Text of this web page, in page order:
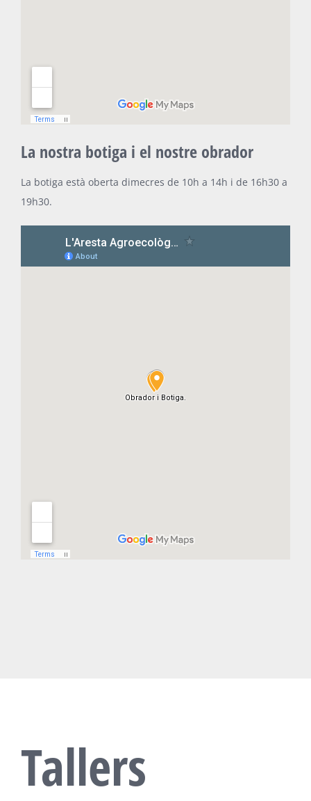
La nostra botiga i el nostre obrador
La botiga està oberta dimecres de 10h a 14h i de 16h30 a
19h30.
Tallers